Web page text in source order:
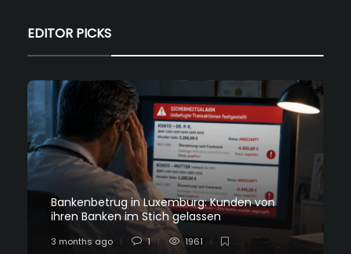
EDITOR PICKS
Bankenbetrug in Luxemburg: Kunden von
ihren Banken im Stich gelassen
3 months ago 1 1961